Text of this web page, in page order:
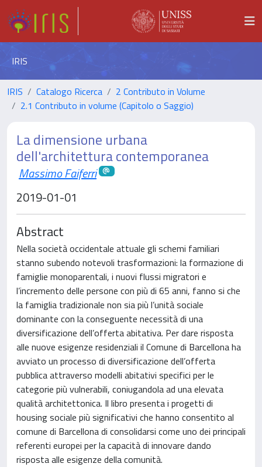
IRIS
IRIS Catalogo Ricerca
2 Contributo in Volume
2.1 Contributo in volume (Capitolo o Saggio)
La dimensione urbana
dell'architettura contemporanea
Massimo Faiferri
2019-01-01
Abstract
Nella società occidentale attuale gli schemi familiari
stanno subendo notevoli trasformazioni: la formazione di
famiglie monoparentali, i nuovi flussi migratori e
l’incremento delle persone con più di 65 anni, fanno si che
la famiglia tradizionale non sia più l’unità sociale
dominante con la conseguente necessità di una
diversificazione dell’offerta abitativa. Per dare risposta
alle nuove esigenze residenziali il Comune di Barcellona ha
avviato un processo di diversificazione dell’offerta
pubblica attraverso modelli abitativi specifici per le
categorie più vulnerabili, coniugandola ad una elevata
qualità architettonica. Il libro presenta i progetti di
housing sociale più significativi che hanno consentito al
comune di Barcellona di consolidarsi come uno dei principali
referenti europei per la capacità di innovare dando
risposta alle esigenze della comunità.